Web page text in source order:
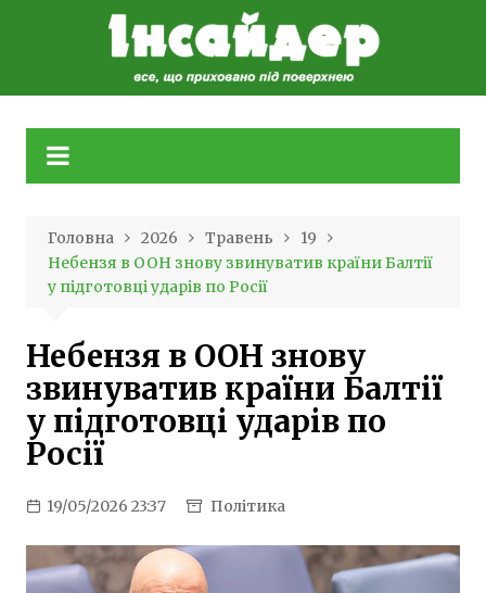
Головна 2026 Травень
19
Небензя в ООН знову звинуватив країни Балтії
у підготовці ударів по Росії
Небензя в ООН знову
звинуватив країни Балтії
у підготовці ударів по
Росії
19/05/2026 23:37 Політика